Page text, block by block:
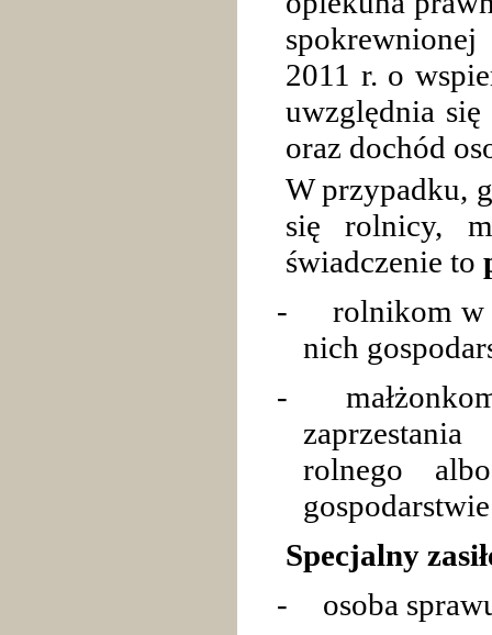
2011 r. o
uwzględnia
oraz dochód
W przypadku,
się rolnicy,
świadczenie to
-
rolnikom w
nich
-
rolnego
Specjalny
-
osoba